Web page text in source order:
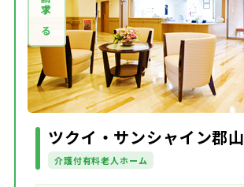
ツクイ・サンシャイン郡山
介護付有料老人ホーム